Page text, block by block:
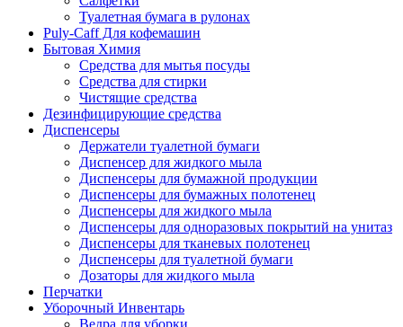
Туалетная бумага в рулонах
Puly-Caff Для кофемашин
Бытовая Химия
Средства для мытья посуды
Средства для стирки
Чистящие средства
Дезинфицирующие средства
Диспенсеры
Держатели туалетной бумаги
Диспенсер для жидкого мыла
Диспенсеры для бумажной продукции
Диспенсеры для бумажных полотенец
Диспенсеры для жидкого мыла
Диспенсеры для одноразовых покрытий на унитаз
Диспенсеры для тканевых полотенец
Диспенсеры для туалетной бумаги
Дозаторы для жидкого мыла
Перчатки
Уборочный Инвентарь
Ведра для уборки